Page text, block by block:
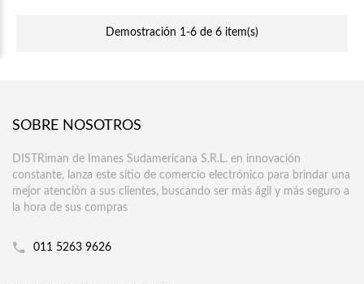
Demostración 1-6 de 6 item(s)
SOBRE NOSOTROS
DISTRiman de Imanes Sudamericana S.R.L. en innovación
constante, lanza este sitio de comercio electrónico para brindar una
mejor atención a sus clientes, buscando ser más ágil y más seguro a
la hora de sus compras
011 5263 9626